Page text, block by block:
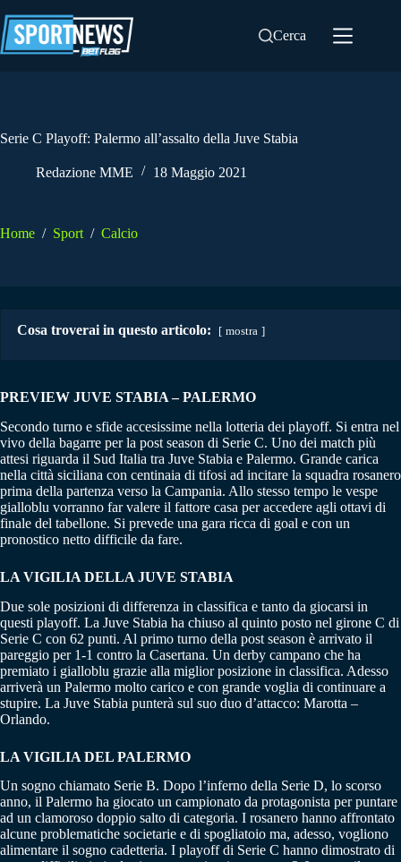
al
contenuto
Cerca
Serie C Playoff: Palermo all’assalto della Juve Stabia
Redazione MME 18 Maggio 2021
Home / Sport / Calcio
Cosa troverai in questo articolo: mostra
PREVIEW JUVE STABIA – PALERMO
Secondo turno e sfide accesissime nella lotteria dei playoff. Si entra nel
vivo della bagarre per la post season di Serie C. Uno dei match più
attesi riguarda il Sud Italia tra Juve Stabia e Palermo. Grande carica
nella città siciliana con centinaia di tifosi ad incitare la squadra rosanero
prima della partenza verso la Campania. Allo stesso tempo le vespe
gialloblu vorranno far valere il fattore casa per accedere agli ottavi di
finale del tabellone. Si prevede una gara ricca di goal e con un
pronostico netto difficile da fare.
LA VIGILIA DELLA JUVE STABIA
Due sole posizioni di differenza in classifica e tanto da giocarsi in
questi playoff. La Juve Stabia ha chiuso al quinto posto nel girone C di
Serie C con 62 punti. Al primo turno della post season è arrivato il
pareggio per 1-1 contro la Casertana. Un derby campano che ha
premiato i gialloblu grazie alla miglior posizione in classifica. Adesso
arriverà un Palermo molto carico e con grande voglia di continuare a
stupire. La Juve Stabia punterà sul suo duo d’attacco: Marotta –
Orlando.
LA VIGILIA DEL PALERMO
Un sogno chiamato Serie B. Dopo l’inferno della Serie D, lo scorso
anno, il Palermo ha giocato un campionato da protagonista per puntare
ad un clamoroso doppio salto di categoria. I rosanero hanno affrontato
alcune problematiche societarie e di spogliatoio ma, adesso, vogliono
alimentare il sogno cadetteria. I playoff di Serie C hanno dimostrato di